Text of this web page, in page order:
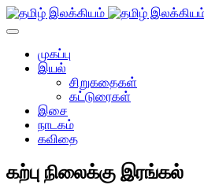
முகப்பு
இயல்
சிறுகதைகள்
கட்டுரைகள்
இசை
நாடகம்
கவிதை
கற்பு நிலைக்கு இரங்கல்